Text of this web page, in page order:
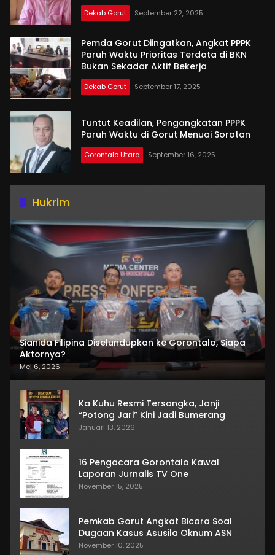
Dekab Gorut September 22, 2025
Pemda Gorut Diingatkan, Angkat PPPK
Paruh Waktu Prioritas Terdata di BKN
Bukan Sekadar Aktif Bekerja
Dekab Gorut September 17, 2025
Tuntut Keadilan, Pengangkatan PPPK
Paruh Waktu di Gorut Menuai Sorotan
Gorontalo Utara September 16, 2025
Hukrim
Sianida Filipina Diselundupkan ke Gorontalo, Siapa
Aktornya?
Mei 6, 2026
Ka Kuhu Resmi Tersangka, Janji
“Potong Jari” Kini Jadi Bumerang
Januari 13, 2026
16 Pengacara Gorontalo Kawal
Laporan Jurnalis TV One
November 15, 2025
Pemkab Gorut Angkat Bicara Soal
Dugaan Kasus Asusila Oknum ASN
November 10, 2025